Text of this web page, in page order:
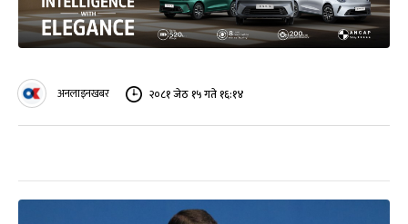
अनलाइनखबर २०८१ जेठ १५ गते १६:१४